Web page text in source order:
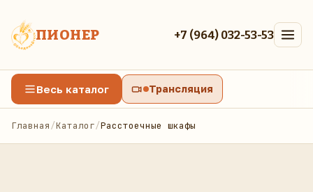
ПИОНЕР +7 (964) 032-53-53
Весь каталог Трансляция
Главная/Каталог/Расстоечные шкафы